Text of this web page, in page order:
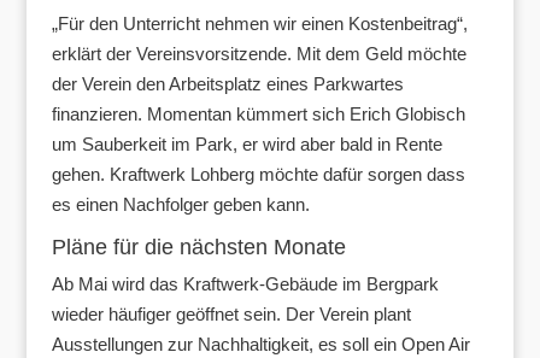
„Für den Unterricht nehmen wir einen Kostenbeitrag“,
erklärt der Vereinsvorsitzende. Mit dem Geld möchte
der Verein den Arbeitsplatz eines Parkwartes
finanzieren. Momentan kümmert sich Erich Globisch
um Sauberkeit im Park, er wird aber bald in Rente
gehen. Kraftwerk Lohberg möchte dafür sorgen dass
es einen Nachfolger geben kann.
Pläne für die nächsten Monate
Ab Mai wird das Kraftwerk-Gebäude im Bergpark
wieder häufiger geöffnet sein. Der Verein plant
Ausstellungen zur Nachhaltigkeit, es soll ein Open Air